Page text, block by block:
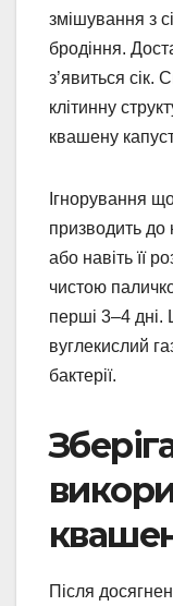
змішування з
бродіння.
з’явиться сік.
клітинну
квашену
Ігнорування
призводить до
або навіть її
чистою
перші 3–4 дні.
вуглекислий
бактерії.
Після